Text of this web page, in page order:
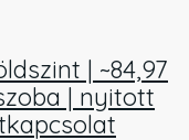
| ~84,97
| nyitott